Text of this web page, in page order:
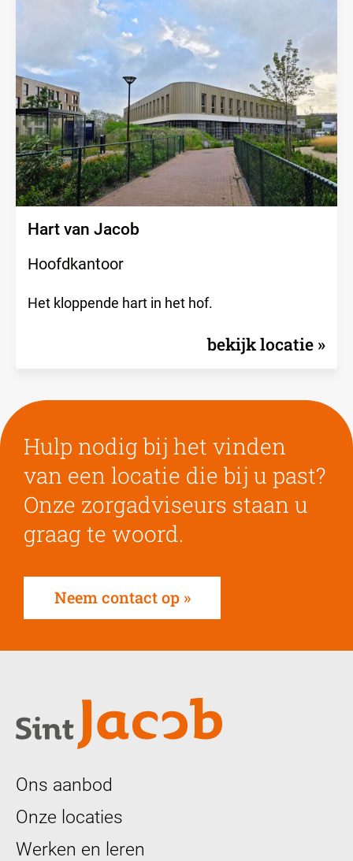
Hart van Jacob
Hoofdkantoor
Het kloppende hart in het hof.
bekijk locatie
Hulp nodig bij het vinden
van een locatie die bij u past?
Onze zorgadviseurs staan u
graag te woord.
Neem contact op
Ons aanbod
Onze locaties
Werken en leren